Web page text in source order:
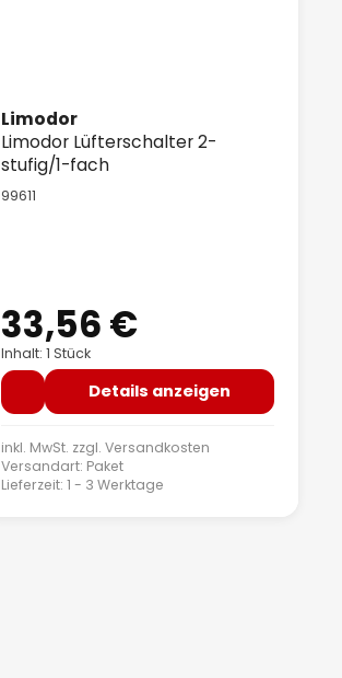
Limodor
Limodor Lüfterschalter 2-
stufig/1-fach
99611
Regulärer Preis:
33,56 €
Inhalt: 1 Stück
Details anzeigen
inkl. MwSt. zzgl.Versandkosten
Versandart: Paket
Lieferzeit: 1 - 3 Werktage